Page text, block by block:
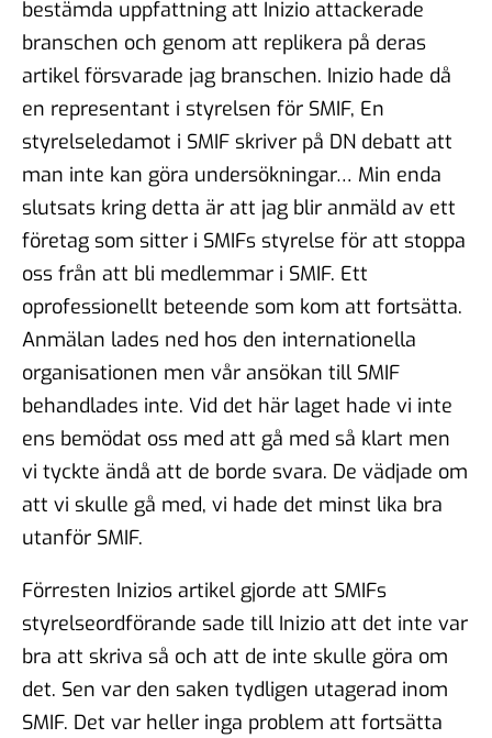
bestämda uppfattning att Inizio attackerade
branschen och genom att replikera på deras
artikel försvarade jag branschen. Inizio hade då
en representant i styrelsen för SMIF, En
styrelseledamot i SMIF skriver på DN debatt att
man inte kan göra undersökningar… Min enda
slutsats kring detta är att jag blir anmäld av ett
företag som sitter i SMIFs styrelse för att stoppa
oss från att bli medlemmar i SMIF. Ett
oprofessionellt beteende som kom att fortsätta.
Anmälan lades ned hos den internationella
organisationen men vår ansökan till SMIF
behandlades inte. Vid det här laget hade vi inte
ens bemödat oss med att gå med så klart men
vi tyckte ändå att de borde svara. De vädjade om
att vi skulle gå med, vi hade det minst lika bra
utanför SMIF.
Förresten Inizios artikel gjorde att SMIFs
styrelseordförande sade till Inizio att det inte var
bra att skriva så och att de inte skulle göra om
det. Sen var den saken tydligen utagerad inom
SMIF. Det var heller inga problem att fortsätta